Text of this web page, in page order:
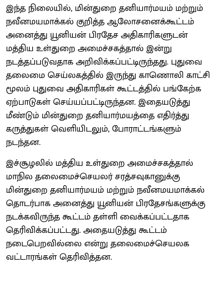
இந்த நிலையில், மின்துறை தனியார்மயம் மற்றும்
நவீனமயமாக்கல் குறித்த ஆலோசனைக்கூட்டம்
அனைத்து யூனியன் பிரதேச அதிகாரிகளுடன்
மத்திய உள்துறை அமைச்சகத்தால் இன்று
நடத்தப்படுவதாக அறிவிக்கப்பட்டிருந்தது. புதுவை
தலைமை செய்லகத்தில் இருந்து காணொலி காட்சி
மூலம் புதுவை அதிகாரிகள் கூட்டத்தில் பங்கேற்க
ஏற்பாடுகள் செய்யப்பட்டிருந்தன. இதையடுத்து
மீண்டும் மின்துறை தனியார்மயத்தை எதிர்த்து
கருத்துகள் வெளியிடலும், போராட்டங்களும்
நடந்தன.
இச்சூழலில் மத்திய உள்துறை அமைச்சகத்தால்
மாநில தலைமைச்செயலர் சரத்சவுகானுக்கு
மின்துறை தனியார்மயம் மற்றும் நவீனமயமாக்கல்
தொடர்பாக அனைத்து யூனியன் பிரதேசங்களுக்கு
நடக்கவிருந்த கூட்டம் தள்ளி வைக்கப்பட்டதாக
தெரிவிக்கப்பட்டது. அதையடுத்து கூட்டம்
நடைபெறவில்லை என்று தலைமைச்செயலக
வட்டாரங்கள் தெரிவித்தன.